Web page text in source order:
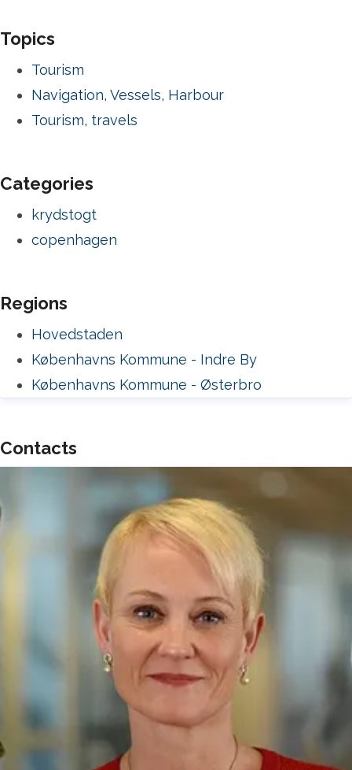
Topics
Tourism
Navigation, Vessels, Harbour
Tourism, travels
Categories
krydstogt
copenhagen
Regions
Hovedstaden
Københavns Kommune - Indre By
Københavns Kommune - Østerbro
Contacts